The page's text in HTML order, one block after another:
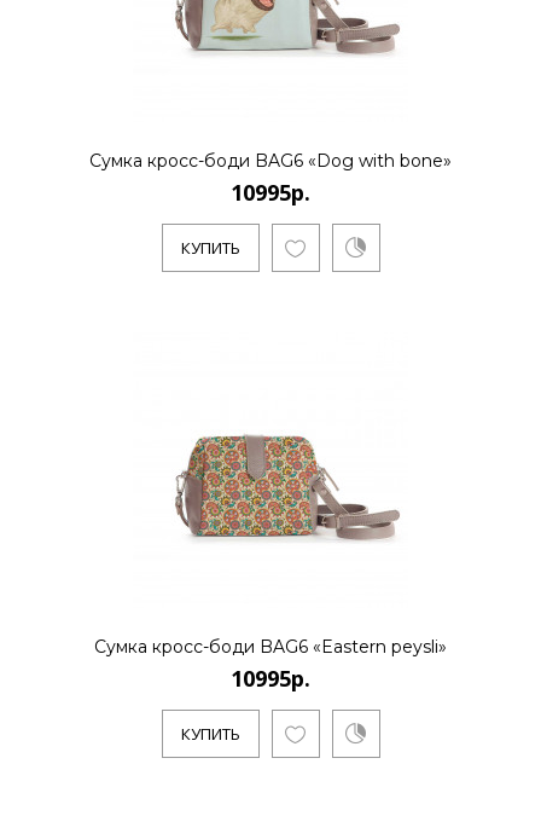
Сумка кросс-боди BAG6 «Dog with bone»
10995р.
КУПИТЬ
Сумка кросс-боди BAG6 «Eastern peysli»
10995р.
КУПИТЬ